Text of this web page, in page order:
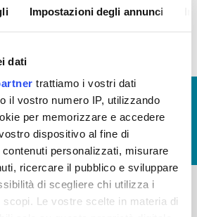
Impostazioni degli annunci
dati
trattiamo i vostri dati
il vostro numero IP, utilizzando
per memorizzare e accedere
dispositivo al fine di
personalizzati, misurare
ricercare il pubblico e sviluppare
di scegliere chi utilizza i
Le vostre scelte in materia di
documentazione)
GLOSSARIO
GIUDICA IL SERVIZIO